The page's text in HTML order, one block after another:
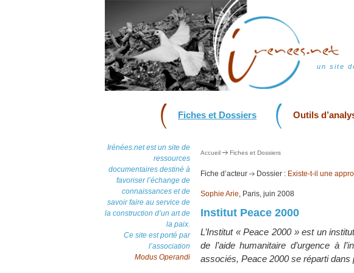
un site
Fiches et Dossiers Outils
Irénées.net est un site de
ressources
documentaires destiné à
favoriser l’échange de
connaissances et de
savoir faire au service de
la construction d’un art de
la paix.
Ce site est porté par
l’association
Modus Operandi
Accueil Fiches et Dossiers
Fiche d’acteur Dossier : Existe-t-il une
Sophie Arie, Paris, juin 2008
Institut Peace 2000
L’Institut « Peace 2000 » est un
de l’aide humanitaire d’urgence à
associés, Peace 2000 se réparti dans